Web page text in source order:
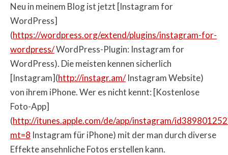
Neu in meinem Blog ist jetzt [Instagram for
WordPress]
(https://wordpress.org/extend/plugins/instagram-for-
wordpress/WordPress-Plugin: Instagram for
WordPress). Die meisten kennen sicherlich
[Instagram](http://instagr.am/Instagram Website)
von ihrem iPhone. Wer es nicht kennt: [Kostenlose
Foto-App]
(http://itunes.apple.com/de/app/instagram/
mt=8 Instagram für iPhone) mit der man durch diverse
Effekte ansehnliche Fotos erstellen kann.